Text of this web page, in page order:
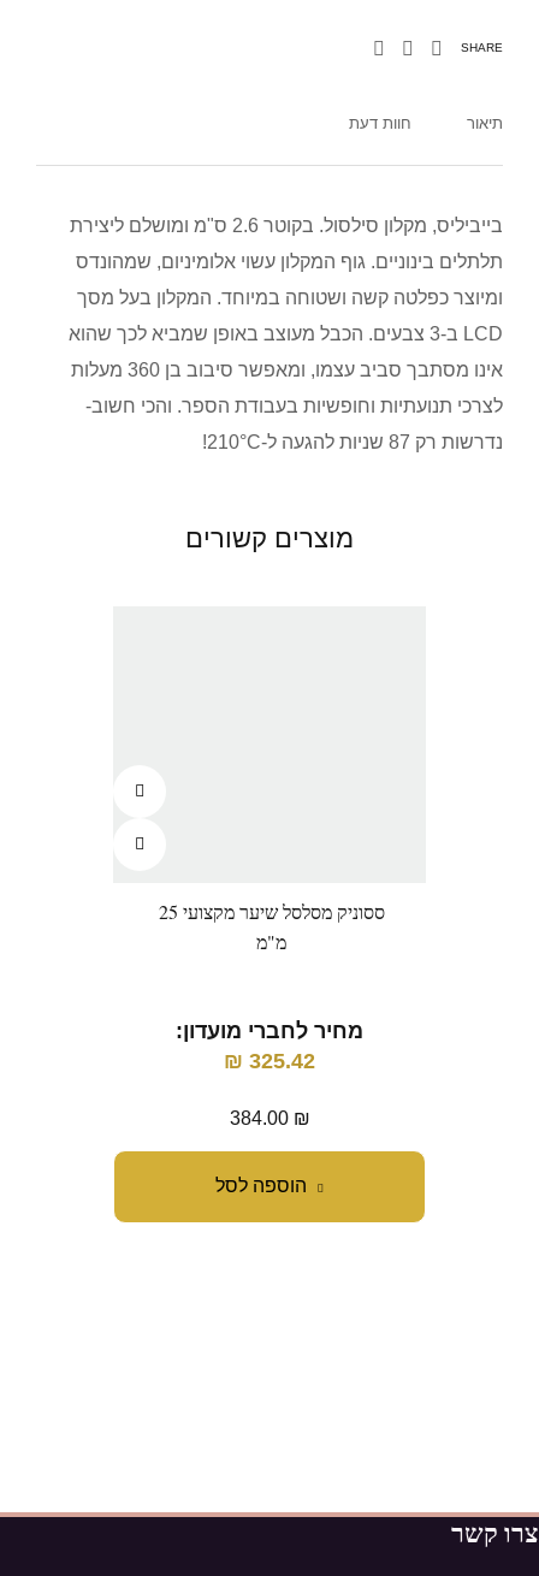
SHARE
תיאור חוות דעת
בייביליס, מקלון סילסול. בקוטר 2.6 ס"מ ומושלם ליצירת
תלתלים בינוניים. גוף המקלון עשוי אלומיניום, שמהונדס
ומיוצר כפלטה קשה ושטוחה במיוחד. המקלון בעל מסך
LCD ב-3 צבעים. הכבל מעוצב באופן שמביא לכך שהוא
אינו מסתבך סביב עצמו, ומאפשר סיבוב בן 360 מעלות
לצרכי תנועתיות וחופשיות בעבודת הספר. והכי חשוב-
נדרשות רק 87 שניות להגעה ל-210°C!
מוצרים קשורים
הוספה לסל
ססוניק מסלסל שיער מקצועי 25
מ"מ
מחיר לחברי מועדון:
325.42
₪
384.00 ₪
צרו קשר